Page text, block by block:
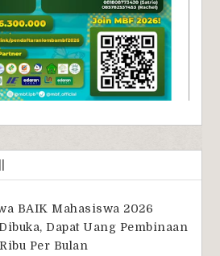
BAIK Mahasiswa 2026
Dapat Uang Pembinaan
Per Bulan